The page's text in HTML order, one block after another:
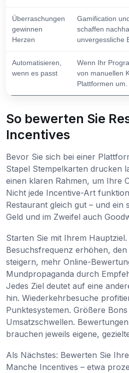
Überraschungen
gewinnen
Herzen
Gamification
schaffen
unvergessliche
Automatisieren,
wenn es passt
Wenn Ihr
von manuellen
Plattformen um.
So bewerten Sie
Incentives
Bevor Sie sich bei einer
Stapel Stempelkarten drucken
einen klaren Rahmen, um Ihre
Nicht jede Incentive-Art
Restaurant gleich gut – und ein
Geld und im Zweifel auch
Starten Sie mit Ihrem Hauptziel.
Besuchsfrequenz erhöhen,
steigern, mehr Online-
Mundpropaganda durch
Jedes Ziel deutet auf eine
hin. Wiederkehrbesuche
Punktesystemen. Größere
Umsatzschwellen.
brauchen jeweils eigene,
Als Nächstes: Bewerten Sie
Manche Incentives – etwa